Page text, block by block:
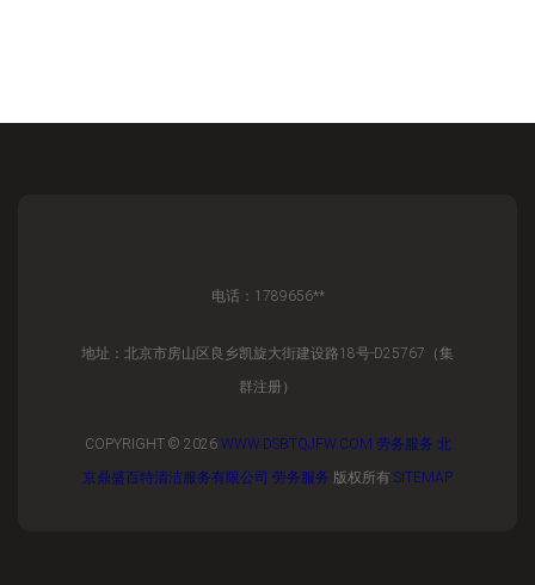
电话：1789656**
地址：北京市房山区良乡凯旋大街建设路18号-D25767（集
群注册）
COPYRIGHT © 2026 WWW.DSBTQJFW.COM 劳务服务 北
京鼎盛百特清洁服务有限公司 劳务服务 版权所有 SITEMAP